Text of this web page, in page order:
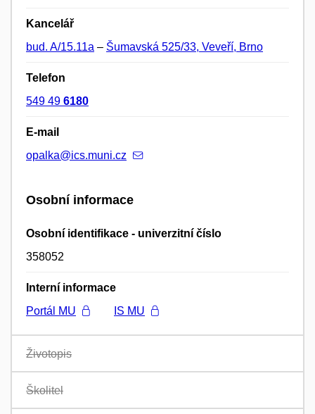
Kancelář
bud. A/15.11a – Šumavská 525/33, Veveří, Brno
Telefon
549 49 6180
E-mail
opalka@ics.muni.cz
Osobní informace
Osobní identifikace - univerzitní číslo
358052
Interní informace
Portál MU
IS MU
Životopis
Školitel